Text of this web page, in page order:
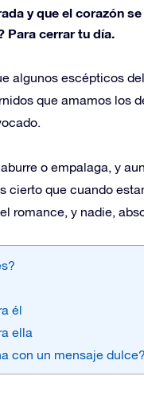
y que el corazón
Para cerrar tu día.
algunos escépticos
que amamos los
o empalaga, y
cierto que cuando
romance, y nadie,
él
ella
con un mensaje dulce?